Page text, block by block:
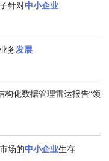
针对中小企业
务发展
化数据管理雷达报告“领
场的中小企业生存